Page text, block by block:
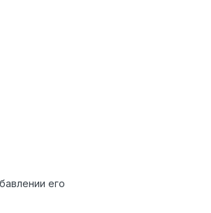
его